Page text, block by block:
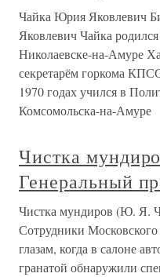
Чайка Юрия Яковлевич
Яковлевич Чайка
Николаевске-на-Амуре
секретарём горкома
1970 годах учился в
Комсомольска-на-Амуре
Чистка
Генеральный
Чистка мундиров (Ю. Я.
Сотрудники
глазам, когда в салоне
гранатой обнаружили